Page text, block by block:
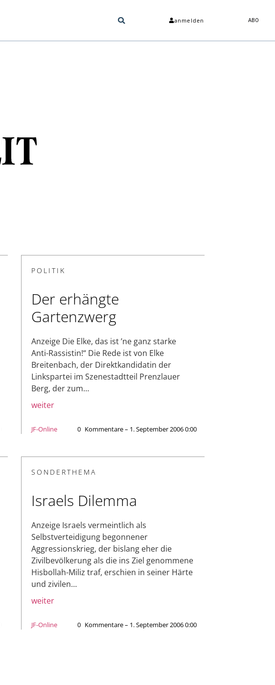
anmelden ABO
POLITIK
Der erhängte
Gartenzwerg
Anzeige Die Elke, das ist ’ne ganz starke
Anti-Rassistin!“ Die Rede ist von Elke
Breitenbach, der Direktkandidatin der
Linkspartei im Szenestadtteil Prenzlauer
Berg, der zum…
weiter
JF-Online 0 Kommentare – 1. September 2006 0:00
SONDERTHEMA
Israels Dilemma
Anzeige Israels vermeintlich als
Selbstverteidigung begonnener
Aggressionskrieg, der bislang eher die
Zivilbevölkerung als die ins Ziel genommene
Hisbollah-Miliz traf, erschien in seiner Härte
und zivilen…
weiter
JF-Online 0 Kommentare – 1. September 2006 0:00